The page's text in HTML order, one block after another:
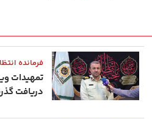
فرمانده
تمهیدات
دریافت
همیشه روشن رشت